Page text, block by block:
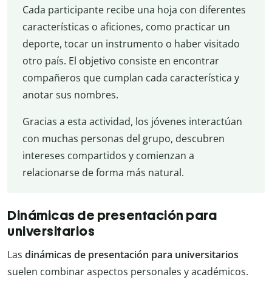
Cada participante recibe una hoja con diferentes
características o aficiones, como practicar un
deporte, tocar un instrumento o haber visitado
otro país. El objetivo consiste en encontrar
compañeros que cumplan cada característica y
anotar sus nombres.
Gracias a esta actividad, los jóvenes interactúan
con muchas personas del grupo, descubren
intereses compartidos y comienzan a
relacionarse de forma más natural.
Dinámicas de presentación para
universitarios
Las dinámicas de presentación para universitarios
suelen combinar aspectos personales y académicos.